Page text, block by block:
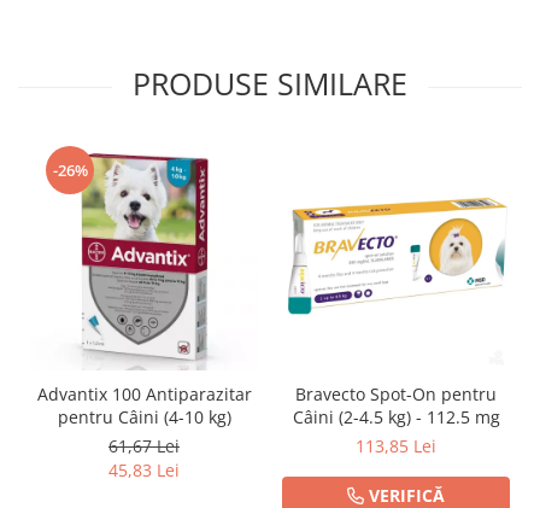
PRODUSE SIMILARE
-26%
Advantix 100 Antiparazitar
pentru Câini (4-10 kg)
61,67 Lei
45,83 Lei
Bravecto Spot-On pentru
Câini (2-4.5 kg) - 112.5 mg
113,85 Lei
VERIFICĂ